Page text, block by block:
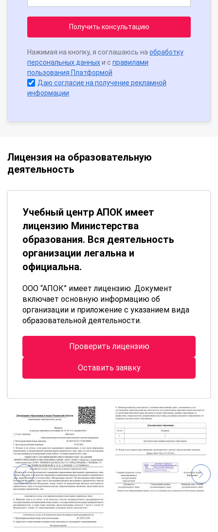
Получить консультацию
Нажимая на кнопку, я соглашаюсь на обработку
персональных данныхи с правилами
пользования Платформой
Даю согласие на получение рекламной
информации
Лицензия на образовательную
деятельность
Учебный центр АПОК имеет
лицензию Министерства
образования. Вся деятельность
организации легальна и
официальна.
ООО “АПОК” имеет лицензию. Документ
включает основную информацию об
организации и приложение с указанием вида
образовательной деятельности.
Проверить лицензию
Оставить заявку